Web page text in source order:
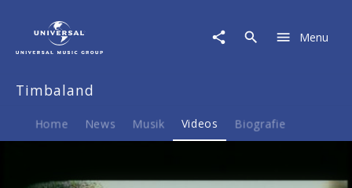
Way
Menu
Timbaland
Home News Musik Videos Biografie